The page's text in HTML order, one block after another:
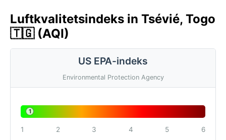
Luftkvalitetsindeks in Tsévié, Togo
🇹🇬 (AQI)
US EPA-indeks
Environmental Protection Agency
1
1 2 3 4 5 6